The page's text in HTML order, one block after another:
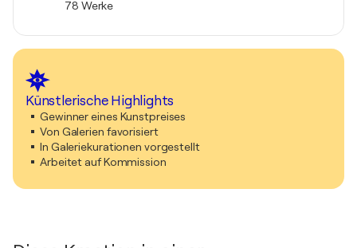
78 Werke
Künstlerische Highlights
Gewinner eines Kunstpreises
Von Galerien favorisiert
In Galeriekurationen vorgestellt
Arbeitet auf Kommission